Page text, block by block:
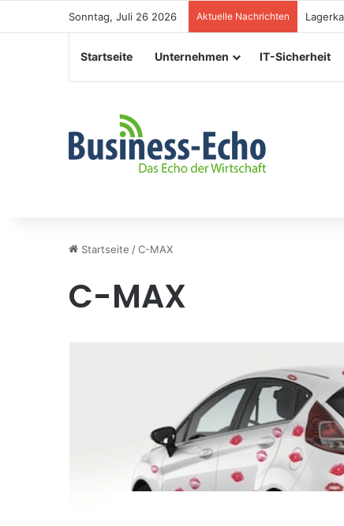
Sonntag, Juli 26 2026 Aktuelle Nachrichten
Startseite Unternehmen IT-Sicherheit
Startseite /C-MAX
C-MAX